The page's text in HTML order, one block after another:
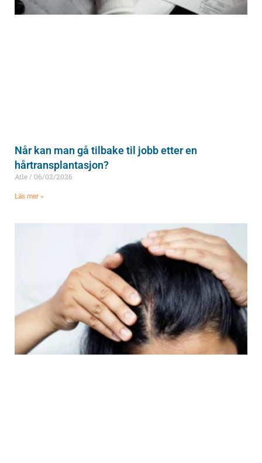
Når kan man gå tilbake til jobb etter en
hårtransplantasjon?
Atle 06/02/2026
Läs mer »